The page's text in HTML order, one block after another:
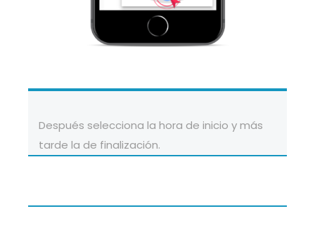
Después selecciona la hora de inicio y más
tarde la de finalización.